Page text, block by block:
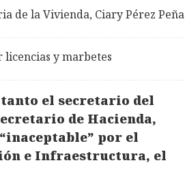
de la Vivienda, Ciary Pérez Peña
licencias y marbetes
el secretario del
de Hacienda,
por el
e Infraestructura, el